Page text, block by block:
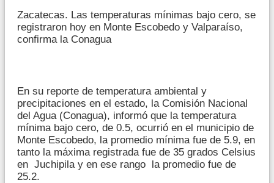
Zacatecas. Las temperaturas mínimas bajo cero, se
registraron hoy en Monte Escobedo y Valparaíso,
confirma la Conagua
En su reporte de temperatura ambiental y
precipitaciones en el estado, la Comisión Nacional
del Agua (Conagua), informó que la temperatura
mínima bajo cero, de 0.5, ocurrió en el municipio de
Monte Escobedo, la promedio mínima fue de 5.9, en
tanto la máxima registrada fue de 35 grados Celsius
en Juchipila y en ese rango la promedio fue de
25.2.